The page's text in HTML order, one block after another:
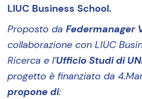
LIUC Business School.
Proposto da Federmanager
collaborazione con LIUC
Ricerca e l’Ufficio Studi di
progetto è finanziato da
propone di: